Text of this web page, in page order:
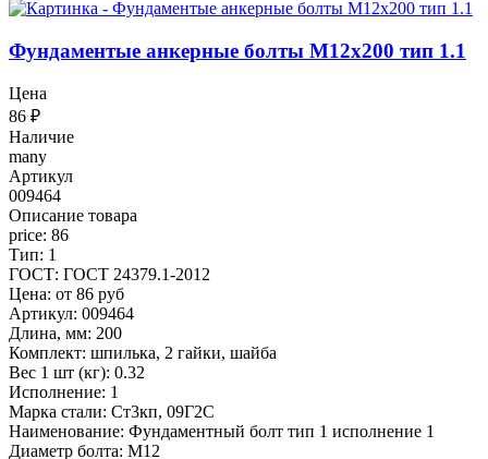
Фундаментые анкерные болты М12x200 тип 1.1
Цена
86 ₽
Наличие
many
Артикул
009464
Описание товара
price: 86
Тип: 1
ГОСТ: ГОСТ 24379.1-2012
Цена: от 86 руб
Артикул: 009464
Длина, мм: 200
Комплект: шпилька, 2 гайки, шайба
Вес 1 шт (кг): 0.32
Исполнение: 1
Марка стали: Ст3кп, 09Г2С
Наименование: Фундаментный болт тип 1 исполнение 1
Диаметр болта: М12